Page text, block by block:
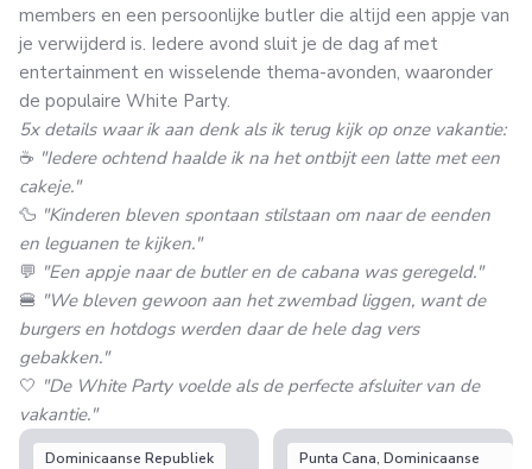
members en een persoonlijke butler die altijd een appje van
je verwijderd is. Iedere avond sluit je de dag af met
entertainment en wisselende thema-avonden, waaronder
de populaire White Party.
5x details waar ik aan denk als ik terug kijk op onze vakantie:
☕ "Iedere ochtend haalde ik na het ontbijt een latte met een
cakeje."
🦆 "Kinderen bleven spontaan stilstaan om naar de eenden
en leguanen te kijken."
💬 "Een appje naar de butler en de cabana was geregeld."
🍔 "We bleven gewoon aan het zwembad liggen, want de
burgers en hotdogs werden daar de hele dag vers
gebakken."
🤍 "De White Party voelde als de perfecte afsluiter van de
vakantie."
Dominicaanse Republiek
Punta Cana, Dominicaanse